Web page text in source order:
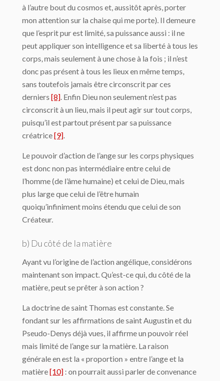
à l’autre bout du cosmos et, aussitôt après, porter
mon attention sur la chaise qui me porte). Il demeure
que l’esprit pur est limité, sa puissance aussi : il ne
peut appliquer son intelligence et sa liberté à tous les
corps, mais seulement à une chose à la fois ; il n’est
donc pas présent à tous les lieux en même temps,
sans toutefois jamais être circonscrit par ces
derniers [8]. Enfin Dieu non seulement n’est pas
circonscrit à un lieu, mais il peut agir sur tout corps,
puisqu’il est partout présent par sa puissance
créatrice[9].
Le pouvoir d’action de l’ange sur les corps physiques
est donc non pas intermédiaire entre celui de
l’homme (de l’âme humaine) et celui de Dieu, mais
plus large que celui de l’être humain
quoiqu’infiniment moins étendu que celui de son
Créateur.
b) Du côté de la matière
Ayant vu l’origine de l’action angélique, considérons
maintenant son impact. Qu’est-ce qui, du côté de la
matière, peut se prêter à son action ?
La doctrine de saint Thomas est constante. Se
fondant sur les affirmations de saint Augustin et du
Pseudo-Denys déjà vues, il affirme un pouvoir réel
mais limité de l’ange sur la matière. La raison
générale en est la « proportion » entre l’ange et la
matière[10] : on pourrait aussi parler de convenance